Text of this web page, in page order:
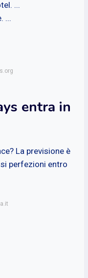
...
...
entra in
La previsione è
perfezioni entro